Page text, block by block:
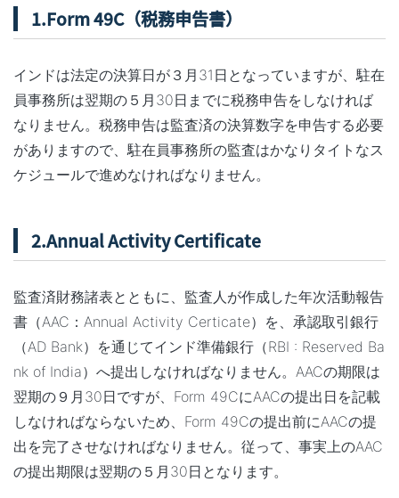
1.Form 49C（税務申告書）
インドは法定の決算日が３月31日となっていますが、駐在
員事務所は翌期の５月30日までに税務申告をしなければ
なりません。税務申告は監査済の決算数字を申告する必要
がありますので、駐在員事務所の監査はかなりタイトなス
ケジュールで進めなければなりません。
2.Annual Activity Certificate
監査済財務諸表とともに、監査人が作成した年次活動報告
書（AAC：Annual Activity Certicate）を、承認取引銀行
（AD Bank）を通じてインド準備銀行（RBI : Reserved Ba
nk of India）へ提出しなければなりません。AACの期限は
翌期の９月30日ですが、Form 49CにAACの提出日を記載
しなければならないため、Form 49Cの提出前にAACの提
出を完了させなければなりません。従って、事実上のAAC
の提出期限は翌期の５月30日となります。